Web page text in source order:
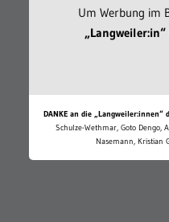
Um Werbung im
„Langweiler:in“
DANKE an die „Langweiler:innen“
Schulze-Wethmar, Goto Dengo,
Nasemann, Kristian